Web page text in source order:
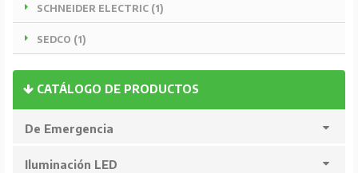
SCHNEIDER ELECTRIC (1)
SEDCO (1)
CATÁLOGO DE PRODUCTOS
De Emergencia
Iluminación LED